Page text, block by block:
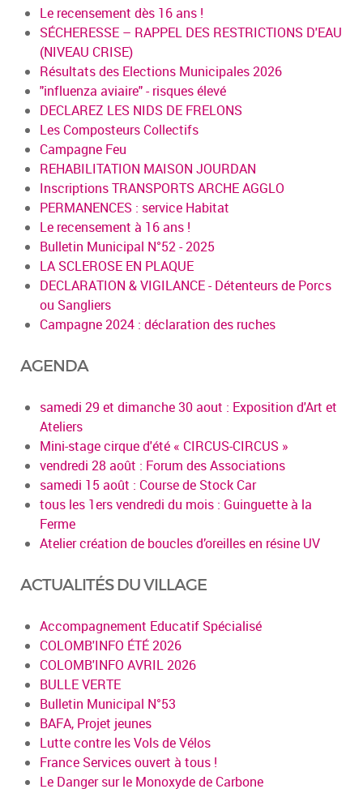
Le recensement dès 16 ans !
SÉCHERESSE – RAPPEL DES RESTRICTIONS D'EAU
(NIVEAU CRISE)
Résultats des Elections Municipales 2026
"influenza aviaire" - risques élevé
DECLAREZ LES NIDS DE FRELONS
Les Composteurs Collectifs
Campagne Feu
REHABILITATION MAISON JOURDAN
Inscriptions TRANSPORTS ARCHE AGGLO
PERMANENCES : service Habitat
Le recensement à 16 ans !
Bulletin Municipal N°52 - 2025
LA SCLEROSE EN PLAQUE
DECLARATION & VIGILANCE - Détenteurs de Porcs
ou Sangliers
Campagne 2024 : déclaration des ruches
AGENDA
samedi 29 et dimanche 30 aout : Exposition d'Art et
Ateliers
Mini-stage cirque d'été « CIRCUS-CIRCUS »
vendredi 28 août : Forum des Associations
samedi 15 août : Course de Stock Car
tous les 1ers vendredi du mois : Guinguette à la
Ferme
Atelier création de boucles d’oreilles en résine UV
ACTUALITÉS DU VILLAGE
Accompagnement Educatif Spécialisé
COLOMB'INFO ÉTÉ 2026
COLOMB'INFO AVRIL 2026
BULLE VERTE
Bulletin Municipal N°53
BAFA, Projet jeunes
Lutte contre les Vols de Vélos
France Services ouvert à tous !
Le Danger sur le Monoxyde de Carbone